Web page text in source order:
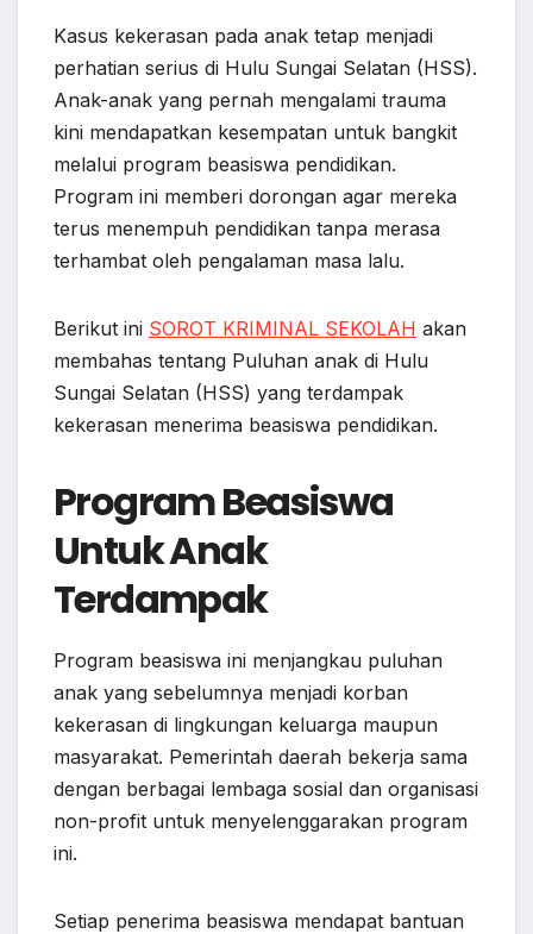
Kasus kekerasan pada anak tetap menjadi
perhatian serius di Hulu Sungai Selatan (HSS).
Anak-anak yang pernah mengalami trauma
kini mendapatkan kesempatan untuk bangkit
melalui program beasiswa pendidikan.
Program ini memberi dorongan agar mereka
terus menempuh pendidikan tanpa merasa
terhambat oleh pengalaman masa lalu.
Berikut ini SOROT KRIMINAL SEKOLAH akan
membahas tentang Puluhan anak di Hulu
Sungai Selatan (HSS) yang terdampak
kekerasan menerima beasiswa pendidikan.
Program Beasiswa
Untuk Anak
Terdampak
Program beasiswa ini menjangkau puluhan
anak yang sebelumnya menjadi korban
kekerasan di lingkungan keluarga maupun
masyarakat. Pemerintah daerah bekerja sama
dengan berbagai lembaga sosial dan organisasi
non-profit untuk menyelenggarakan program
ini.
Setiap penerima beasiswa mendapat bantuan